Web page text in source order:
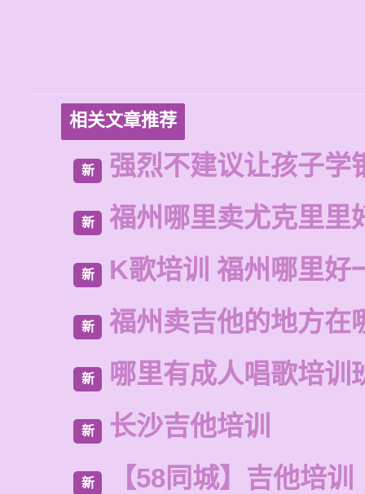
相关文章推荐
新 强烈不建议让孩子学
新 福州哪里卖尤克里里
新 K歌培训 福州哪里好
新 福州卖吉他的地方在
新 哪里有成人唱歌培训
新 长沙吉他培训
新 【58同城】吉他培训